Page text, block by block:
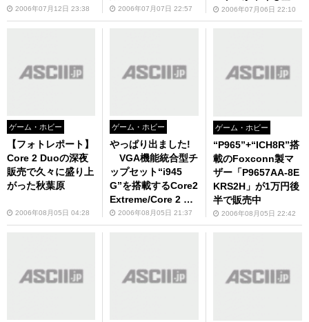
n」が登場!
2006年07月12日 23:38 2006年07月07日 22:57
場！2006年07月06日 22:10
ゲーム・ホビー
【フォトレポート】
Core 2 Duoの深夜
販売で久々に盛り上
がった秋葉原
2006年08月05日 04:28
ゲーム・ホビー
やっぱり出ました!
VGA機能統合型チ
ップセット“i945
G”を搭載するCore2
Extreme/Core 2 Du
o対応マザーボード
がASUSTeKから2モ
2006年08月05日 21:37
ゲーム・ホビー
“P965”+“ICH8R”搭
載のFoxconn製マ
ザー「P9657AA-8E
KRS2H」が1万円後
半で販売中
2006年08月05日 22:42